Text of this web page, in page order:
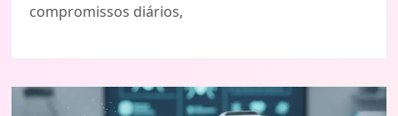
compromissos diários,